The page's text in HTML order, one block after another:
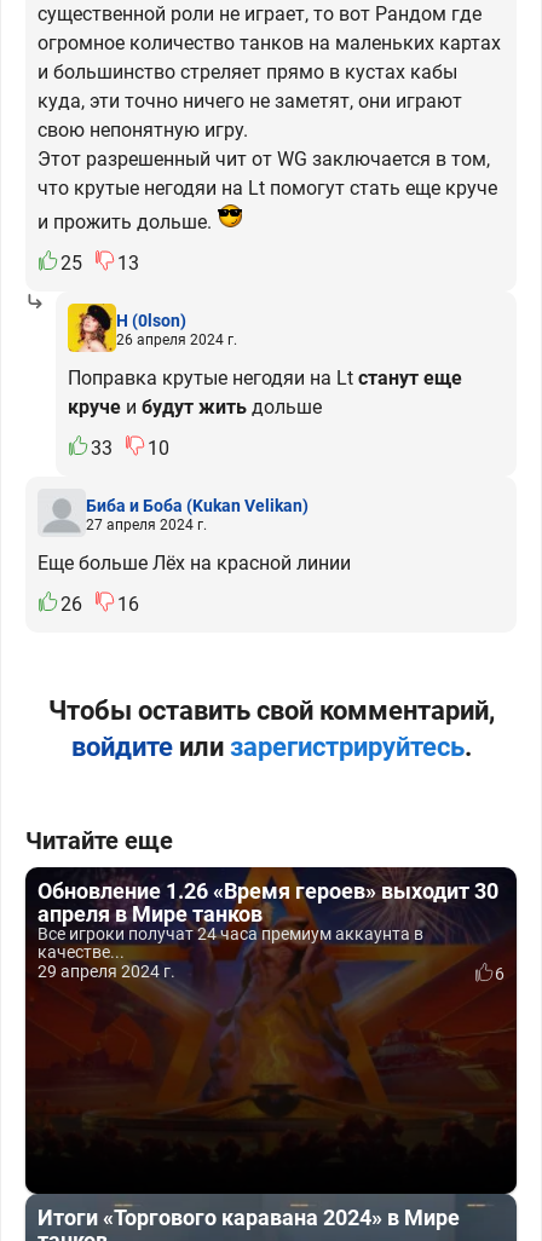
существенной роли не играет, то вот Рандом где
огромное количество танков на маленьких картах
и большинство стреляет прямо в кустах кабы
куда, эти точно ничего не заметят, они играют
свою непонятную игру.
Этот разрешенный чит от WG заключается в том,
что крутые негодяи на Lt помогут стать еще круче
и прожить дольше.
25
13
H (0lson)
26 апреля 2024 г.
Поправка крутые негодяи на Lt станут еще
круче и будут жить дольше
33
10
Биба и Боба (Kukan Velikan)
27 апреля 2024 г.
Еще больше Лёх на красной линии
26
16
Чтобы оставить свой комментарий,
войдитеили зарегистрируйтесь.
Читайте еще
Обновление 1.26 «Время героев» выходит 30
апреля в Мире танков
Все игроки получат 24 часа премиум аккаунта в
качестве...
29 апреля 2024 г.
6
Итоги «Торгового каравана 2024» в Мире